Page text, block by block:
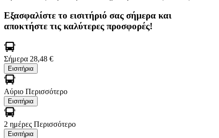
Εξασφαλίστε το εισιτήριό σας σήμερα και
αποκτήστε τις καλύτερες προσφορές!
Σήμερα 28,48 €
Εισιτήρια
Αύριο Περισσότερο
Εισιτήρια
2 ημέρες Περισσότερο
Εισιτήρια